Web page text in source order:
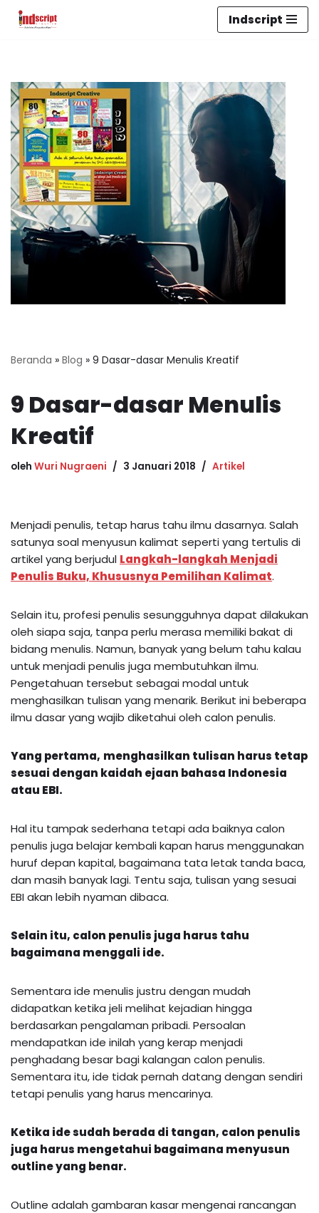
Indscript
Beranda » Blog » 9 Dasar-dasar Menulis Kreatif
9 Dasar-dasar Menulis
Kreatif
oleh Wuri Nugraeni 3 Januari 2018 Artikel
Menjadi penulis, tetap harus tahu ilmu dasarnya. Salah
satunya soal menyusun kalimat seperti yang tertulis di
artikel yang berjudul Langkah-langkah Menjadi
Penulis Buku, Khususnya Pemilihan Kalimat.
Selain itu, profesi penulis sesungguhnya dapat dilakukan
oleh siapa saja, tanpa perlu merasa memiliki bakat di
bidang menulis. Namun, banyak yang belum tahu kalau
untuk menjadi penulis juga membutuhkan ilmu.
Pengetahuan tersebut sebagai modal untuk
menghasilkan tulisan yang menarik. Berikut ini beberapa
ilmu dasar yang wajib diketahui oleh calon penulis.
Yang pertama, menghasilkan tulisan harus tetap
sesuai dengan kaidah ejaan bahasa Indonesia
atau EBI.
Hal itu tampak sederhana tetapi ada baiknya calon
penulis juga belajar kembali kapan harus menggunakan
huruf depan kapital, bagaimana tata letak tanda baca,
dan masih banyak lagi. Tentu saja, tulisan yang sesuai
EBI akan lebih nyaman dibaca.
Selain itu, calon penulis juga harus tahu
bagaimana menggali ide.
Sementara ide menulis justru dengan mudah
didapatkan ketika jeli melihat kejadian hingga
berdasarkan pengalaman pribadi. Persoalan
mendapatkan ide inilah yang kerap menjadi
penghadang besar bagi kalangan calon penulis.
Sementara itu, ide tidak pernah datang dengan sendiri
tetapi penulis yang harus mencarinya.
Ketika ide sudah berada di tangan, calon penulis
juga harus mengetahui bagaimana menyusun
outline yang benar.
Outline adalah gambaran kasar mengenai rancangan